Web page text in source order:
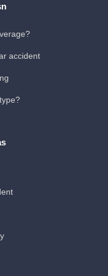
accident